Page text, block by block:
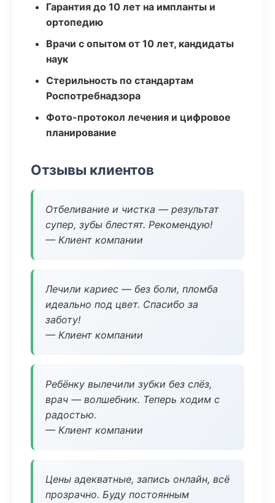
Гарантия до 10 лет на импланты и
ортопедию
Врачи с опытом от 10 лет, кандидаты
наук
Стерильность по стандартам
Роспотребнадзора
Фото-протокол лечения и цифровое
планирование
Отзывы клиентов
Отбеливание и чистка — результат
супер, зубы блестят. Рекомендую!
— Клиент компании
Лечили кариес — без боли, пломба
идеально под цвет. Спасибо за
заботу!
— Клиент компании
Ребёнку вылечили зубки без слёз,
врач — волшебник. Теперь ходим с
радостью.
— Клиент компании
Цены адекватные, запись онлайн, всё
прозрачно. Буду постоянным